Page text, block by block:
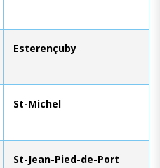
Esterençuby
St-Michel
St-Jean-Pied-de-Port